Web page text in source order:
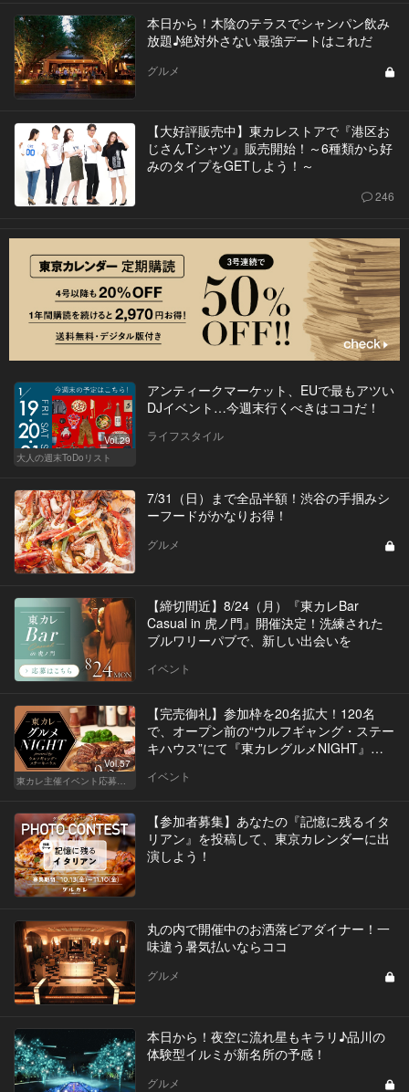
本日から！木陰のテラスでシャンパン飲み
放題♪絶対外さない最強デートはこれだ
グルメ
【大好評販売中】東カレストアで『港区お
じさんTシャツ』販売開始！～6種類から好
みのタイプをGETしよう！～
246
Vol.29
大人の週末ToDoリスト
アンティークマーケット、EUで最もアツい
DJイベント…今週末行くべきはココだ！
ライフスタイル
7/31（日）まで全品半額！渋谷の手掴みシ
ーフードがかなりお得！
グルメ
【締切間近】8/24（月）『東カレBar
Casual in 虎ノ門』開催決定！洗練された
ブルワリーパブで、新しい出会いを
イベント
Vol.57
東カレ主催イベント応募詳細記事一覧
【完売御礼】参加枠を20名拡大！120名
で、オープン前の“ウルフギャング・ステー
キハウス”にて『東カレグルメNIGHT』開
イベント
【参加者募集】あなたの『記憶に残るイタ
リアン』を投稿して、東京カレンダーに出
演しよう！
丸の内で開催中のお洒落ビアダイナー！一
味違う暑気払いならココ
グルメ
本日から！夜空に流れ星もキラリ♪品川の
体験型イルミが新名所の予感！
グルメ